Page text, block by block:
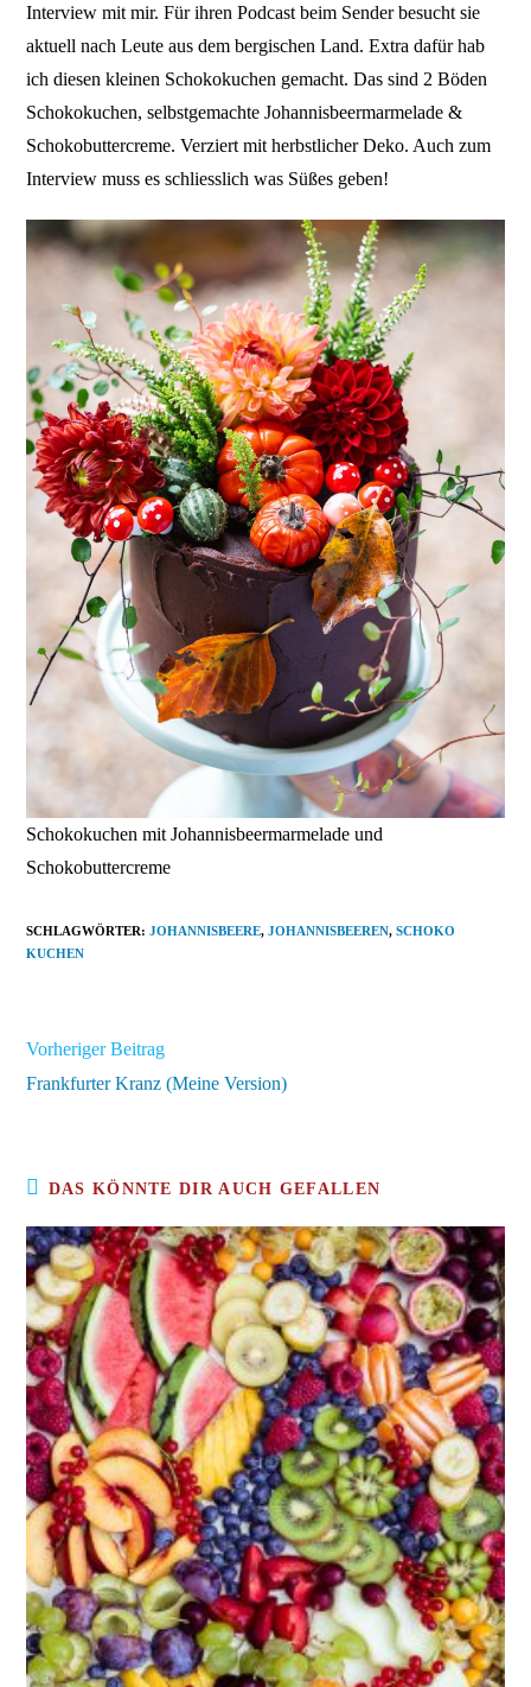
Interview mit mir. Für ihren Podcast beim Sender besucht sie
aktuell nach Leute aus dem bergischen Land. Extra dafür hab
ich diesen kleinen Schokokuchen gemacht. Das sind 2 Böden
Schokokuchen, selbstgemachte Johannisbeermarmelade &
Schokobuttercreme. Verziert mit herbstlicher Deko. Auch zum
Interview muss es schliesslich was Süßes geben!
Schokokuchen mit Johannisbeermarmelade und
Schokobuttercreme
SCHLAGWÖRTER:JOHANNISBEERE, JOHANNISBEEREN, SCHOKO
KUCHEN
Weitere
ansehen
Vorheriger Beitrag
Frankfurter Kranz (Meine Version)
DAS KÖNNTE DIR AUCH GEFALLEN